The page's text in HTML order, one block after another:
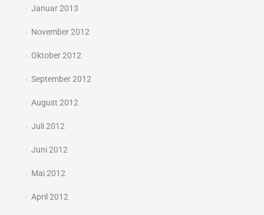
Januar 2013
November 2012
Oktober 2012
September 2012
August 2012
Juli 2012
Juni 2012
Mai 2012
April 2012